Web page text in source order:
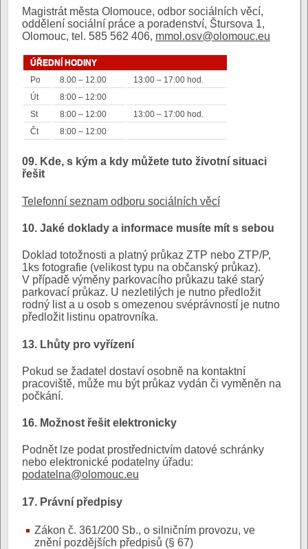
Magistrát města Olomouce, odbor sociálních věcí,
oddělení sociální práce a poradenství, Štursova 1,
Olomouc, tel. 585 562 406, mmol.osv@olomouc.eu
ÚŘEDNÍ HODINY
Po
8.00 – 12.00
13:00 – 17:00 hod.
Út
8:00 – 12:00
St
8:00 – 12:00
13:00 – 17:00 hod.
Čt
8:00 – 12:00
09. Kde, s kým a kdy můžete tuto životní situaci
řešit
Telefonní seznam odboru sociálních věcí
10. Jaké doklady a informace musíte mít s sebou
Doklad totožnosti a platný průkaz ZTP nebo ZTP/P,
1ks fotografie (velikost typu na občanský průkaz).
V případě výměny parkovacího průkazu také starý
parkovací průkaz. U nezletilých je nutno předložit
rodný list a u osob s omezenou svéprávností je nutno
předložit listinu opatrovníka.
13. Lhůty pro vyřízení
Pokud se žadatel dostaví osobně na kontaktní
pracoviště, může mu být průkaz vydán či vyměněn na
počkání.
16. Možnost řešit elektronicky
Podnět lze podat prostřednictvím datové schránky
nebo elektronické podatelny úřadu:
podatelna@olomouc.eu
17. Právní předpisy
Zákon č. 361/200 Sb., o silničním provozu, ve
znění pozdějších předpisů (§ 67)